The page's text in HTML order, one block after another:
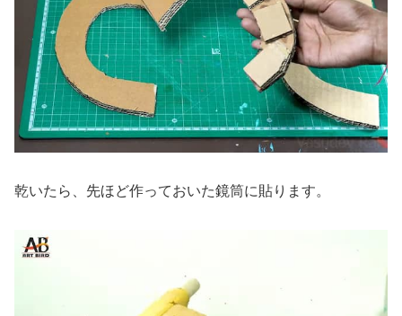
乾いたら、先ほど作っておいた鏡筒に貼ります。